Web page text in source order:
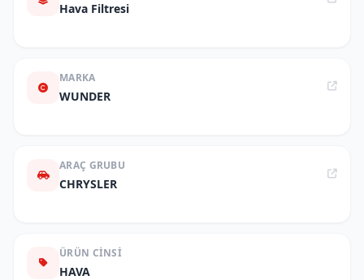
Hava Filtresi
MARKA
WUNDER
ARAÇ GRUBU
CHRYSLER
ÜRÜN CINSI
HAVA